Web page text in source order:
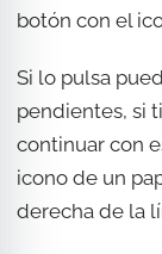
botón con el
Si lo pulsa
pendientes, si
continuar con
icono de un
derecha de la